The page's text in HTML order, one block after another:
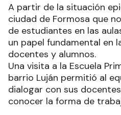
A partir de la situación
ciudad de Formosa que
de estudiantes en las
un papel fundamental en
docentes y alumnos.
Una visita a la Escuela
barrio Luján permitió al
dialogar con sus
conocer la forma de